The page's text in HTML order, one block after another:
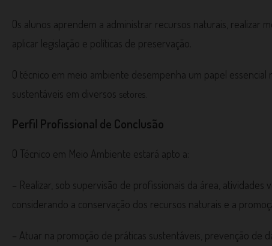
Os alunos aprendem a administrar recursos naturais, realizar
aplicar legislação e políticas de preservação.
O técnico em meio ambiente desempenha um papel
sustentáveis em diversos setores.
Perfil Profissional de Conclusão
O Técnico em Meio Ambiente estará apto a:
– Realizar, sob supervisão de profissionais da área, atividades
considerando a conservação dos recursos naturais e a
– Atuar na promoção de práticas sustentáveis, prevenção de